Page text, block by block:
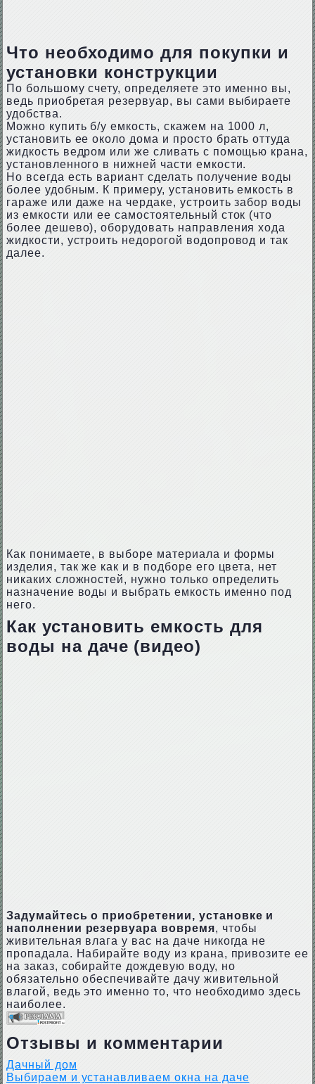
Что необходимо для покупки и
установки конструкции
По большому счету, определяете это именно вы,
ведь приобретая резервуар, вы сами выбираете
удобства.
Можно купить б/у емкость, скажем на 1000 л,
установить ее около дома и просто брать оттуда
жидкость ведром или же сливать с помощью крана,
установленного в нижней части емкости.
Но всегда есть вариант сделать получение воды
более удобным. К примеру, установить емкость в
гараже или даже на чердаке, устроить забор воды
из емкости или ее самостоятельный сток (что
более дешево), оборудовать направления хода
жидкости, устроить недорогой водопровод и так
далее.
Как понимаете, в выборе материала и формы
изделия, так же как и в подборе его цвета, нет
никаких сложностей, нужно только определить
назначение воды и выбрать емкость именно под
него.
Как установить емкость для
воды на даче (видео)
Задумайтесь о приобретении, установке и
наполнении резервуара вовремя, чтобы
живительная влага у вас на даче никогда не
пропадала. Набирайте воду из крана, привозите ее
на заказ, собирайте дождевую воду, но
обязательно обеспечивайте дачу живительной
влагой, ведь это именно то, что необходимо здесь
наиболее.
Отзывы и комментарии
Дачный дом
Выбираем и устанавливаем окна на даче